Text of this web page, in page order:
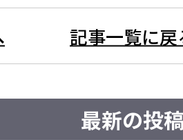
記事一覧に戻
最新の投